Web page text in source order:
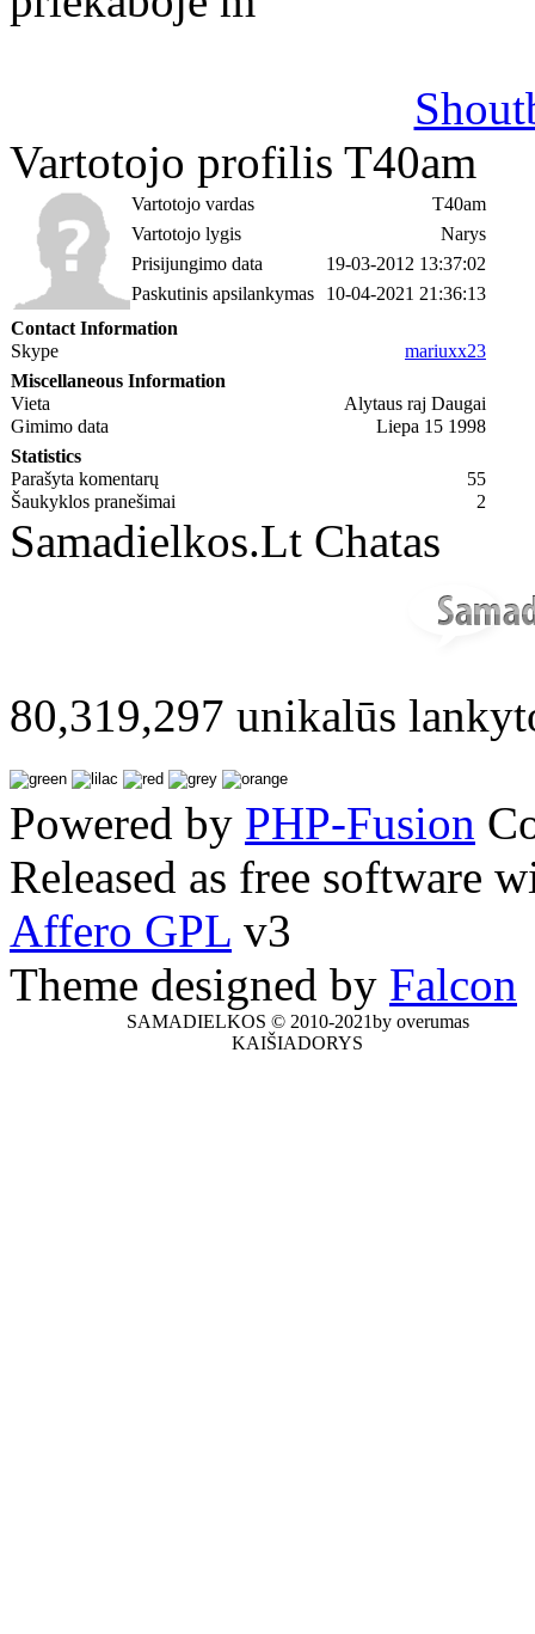
Vartotojo profilis T40am
Vartotojo vardas
T40am
Vartotojo lygis
Narys
Prisijungimo data
19-03-2012 13:37:02
Paskutinis apsilankymas
10-04-2021 21:36:13
Contact Information
Skype
mariuxx23
Miscellaneous Information
Vieta
Alytaus raj Daugai
Gimimo data
Liepa 15 1998
Statistics
Parašyta komentarų
55
Šaukyklos pranešimai
2
Samadielkos.Lt Chatas
80,319,297 unikalūs
Powered by PHP-Fusion
Released as free software
Affero GPL v3
Theme designed by Falcon
SAMADIELKOS © 2010-2021by overumas
KAIŠIADORYS